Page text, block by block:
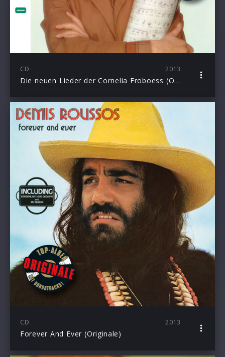
CD 2013
Die neuen Lieder der Cornelia Froboess (Originale)
CD 2013
Forever And Ever (Originale)